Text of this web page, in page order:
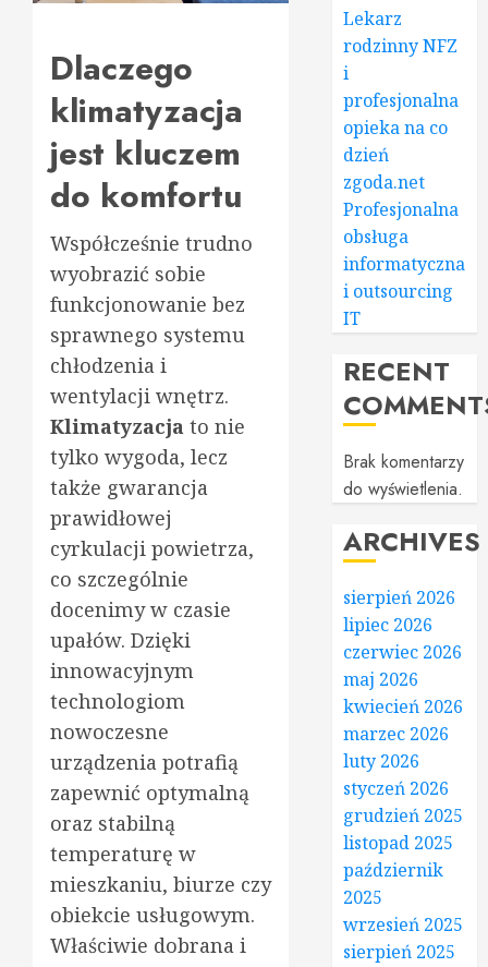
Dlaczego
klimatyzacja
jest kluczem
do komfortu
Współcześnie trudno
wyobrazić sobie
funkcjonowanie bez
sprawnego systemu
chłodzenia i
wentylacji wnętrz.
Klimatyzacja to nie
tylko wygoda, lecz
także gwarancja
prawidłowej
cyrkulacji powietrza,
co szczególnie
docenimy w czasie
upałów. Dzięki
innowacyjnym
technologiom
nowoczesne
urządzenia potrafią
zapewnić optymalną
oraz stabilną
temperaturę w
mieszkaniu, biurze czy
obiekcie usługowym.
Właściwie dobrana i
Lekarz
rodzinny NFZ
i
profesjonalna
opieka na co
dzień
zgoda.net
Profesjonalna
obsługa
informatyczna
i outsourcing
IT
RECENT
Brak komentarzy
do wyświetlenia.
ARCHIVES
sierpień 2026
lipiec 2026
czerwiec 2026
maj 2026
kwiecień 2026
marzec 2026
luty 2026
styczeń 2026
grudzień 2025
listopad 2025
październik
2025
wrzesień 2025
sierpień 2025